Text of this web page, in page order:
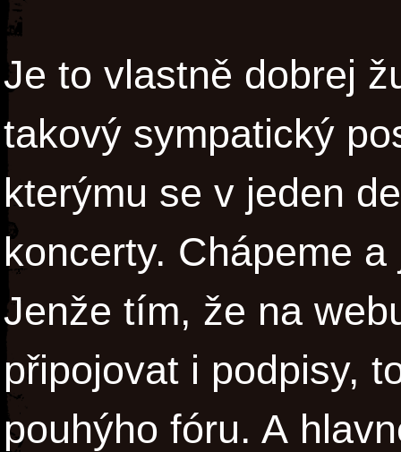
Je to vlastně dobrej
takový sympatický
kterýmu se v jeden
koncerty. Chápeme
Jenže tím, že na
připojovat i podpisy,
pouhýho fóru. A